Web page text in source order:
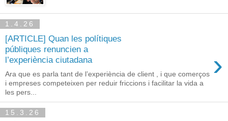
1.4.26
[ARTICLE] Quan les polítiques
públiques renuncien a
l’experiència ciutadana
›
Ara que es parla tant de l’experiència de client , i que comerços
i empreses competeixen per reduir friccions i facilitar la vida a
les pers...
15.3.26